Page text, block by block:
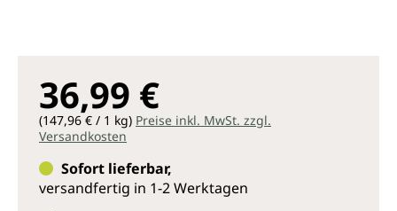
36,99 €
(147,96 € / 1 kg) Preise inkl. MwSt. zzgl.
Versandkosten
Sofort lieferbar,
versandfertig in 1-2 Werktagen